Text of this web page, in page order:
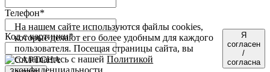
Телефон*
Код с картинки*
На нашем сайте используются файлы cookies,
которые делают его более удобным для каждого
пользователя. Посещая страницы сайта, вы
соглашаетесь с нашейПолитикой
конфиденциальности
Я
согласен
/
согласна